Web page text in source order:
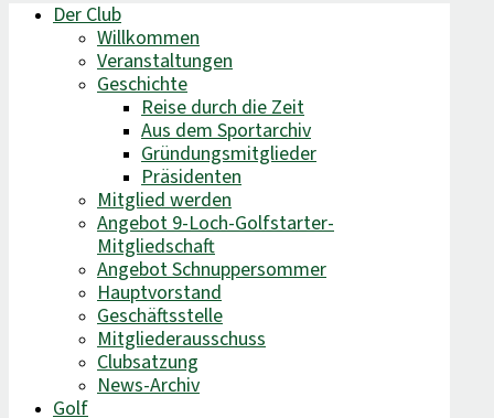
Der Club
Willkommen
Veranstaltungen
Geschichte
Reise durch die Zeit
Aus dem Sportarchiv
Gründungsmitglieder
Präsidenten
Mitglied werden
Angebot 9-Loch-Golfstarter-
Mitgliedschaft
Angebot Schnuppersommer
Hauptvorstand
Geschäftsstelle
Mitgliederausschuss
Clubsatzung
News-Archiv
Golf